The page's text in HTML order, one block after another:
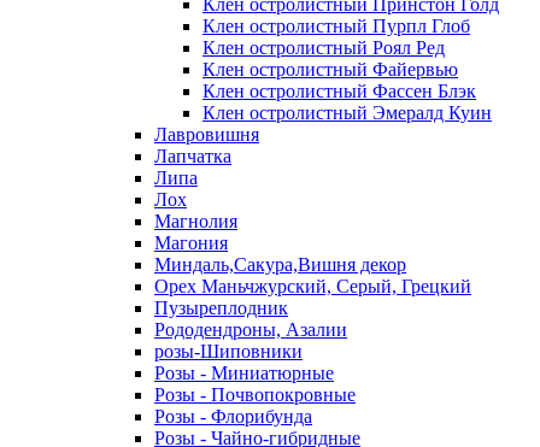
Клен остролистный Принстoн Голд
Клен остролистный Пурпл Глоб
Клен остролистный Роял Ред
Клен остролистный Файервью
Клен остролистный Фассен Блэк
Клен остролистный Эмералд Куин
Лавровишня
Лапчатка
Липа
Лох
Магнолия
Магония
Миндаль,Сакура,Вишня декор
Орех Маньчжурский, Серый, Грецкий
Пузыреплодник
Рододендроны, Азалии
розы-Шиповники
Розы - Миниатюрные
Розы - Почвопокровные
Розы - Флорибунда
Розы - Чайно-гибридные